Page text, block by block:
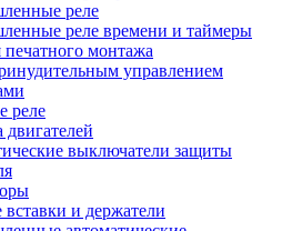
реле
реле времени и таймеры
печатного монтажа
управлением
реле
выключатели защиты
и держатели